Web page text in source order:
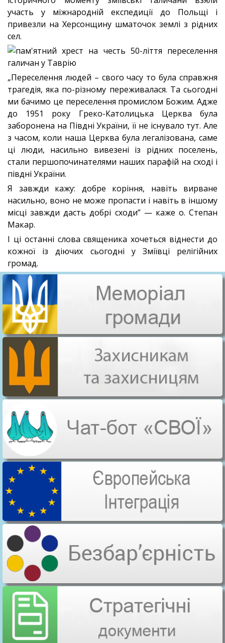
участь у міжнародній експедиції до Польщі і
привезли на Херсонщину шматочок землі з рідних
сел.
„Переселення людей – свого часу то була справжня
трагедія, яка по-різному переживалася. Та сьогодні
ми бачимо це переселення промислом Божим. Адже
до 1951 року Греко-Католицька Церква була
заборонена на Півдні України, її не існувало тут. Але
з часом, коли наша Церква була легалізована, саме
ці люди, насильно вивезені із рідних поселень,
стали першопочинателями наших парафій на сході і
півдні України.
Я завжди кажу: добре коріння, навіть вирване
насильно, воно не може пропасти і навіть в іншому
місці завжди дасть добрі сходи” — каже о. Степан
Макар.
І ці останні слова священика хочеться віднести до
кожної із діючих сьогодні у Зміївці релігійних
громад.